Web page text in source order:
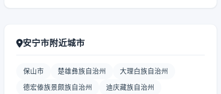
安宁市附近城市
保山市 楚雄彝族自治州 大理白族自治州
德宏傣族景颇族自治州 迪庆藏族自治州